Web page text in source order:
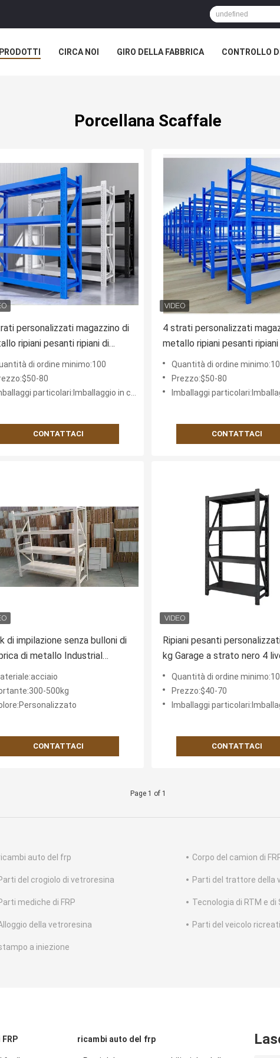
PRODOTTI CIRCA NOI GIRO DELLA FABBRICA CONTROLLO
Porcellana Scaffale
personalizzati magazzino di
ripiani pesanti ripiani di
sistemi di scaffalatura in
laminato a freddo
scaffalatorio di
di ordine minimo:100
80
particolari:Imballaggio in cartone
CONTATTACI
4 strati personalizzati
metallo ripiani pesanti ripiani
pallet sistemi di scaffalatura
acciaio laminato a freddo
supermercato scaffalatorio
Quantità di ordine
Prezzo:$50-80
Imballaggi particolari:Imballaggio
CONTATTACI
di impilazione senza bulloni di
di metallo Industrial
Storage Racks Mensole
sistema di scaffalatura
500kg
CONTATTACI
Ripiani pesanti
kg Garage a strato nero 4
magazzino di stoccaggio
impilare scaffale rack unità
magazzino
Quantità di ordine
Prezzo:$40-70
Imballaggi particolari:Imballaggio
CONTATTACI
Page 1 of 1
auto del frp Corpo del camion di
del crogiolo di vetroresina Parti del trattore della
mediche di FRP Tecnologia di RTM e di
della vetroresina Parti del veicolo
a iniezione
ricambi auto del frp